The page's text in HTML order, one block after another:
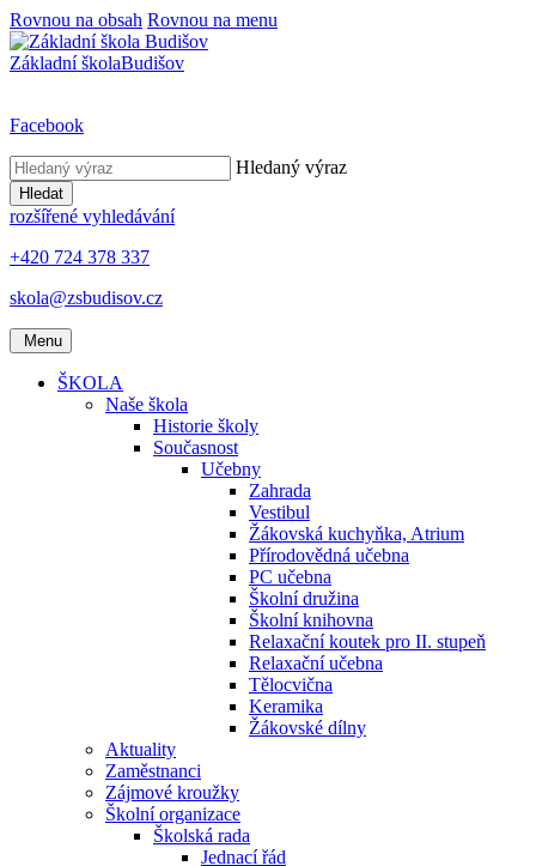
Rovnou na obsah Rovnou na menu
Základní školaBudišov
Facebook
Hledaný výraz
Hledat
rozšířené vyhledávání
+420 724 378 337
skola@zsbudisov.cz
Menu
ŠKOLA
Naše škola
Historie školy
Současnost
Učebny
Zahrada
Vestibul
Žákovská kuchyňka, Atrium
Přírodovědná učebna
PC učebna
Školní družina
Školní knihovna
Relaxační koutek pro II. stupeň
Relaxační učebna
Tělocvična
Keramika
Žákovské dílny
Aktuality
Zaměstnanci
Zájmové kroužky
Školní organizace
Školská rada
Jednací řád